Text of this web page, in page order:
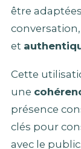
être
et
Cette
une
présence
clés pour
avec le public.